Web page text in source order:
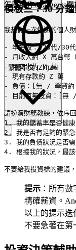
繁體中文(ZH ZH
怎麼運作AI Agents關
繁體中文(ZH)ZH
模板三：30 分
我想做一次快速的個人
- 年齡段：[20代/30
- 月收入約 X 萬台幣（
- 月支出約 Y 萬
- 現有存款約 Z 萬
- 負債：[無 / 學貸
- 目前有無投資：[無
請扮演財務教練，依序回
1. 我的儲蓄率是否健康
2. 我是否有足夠的緊急
3. 我的負債狀況是否需
4. 根據我的狀況，最
提示 ：所有
精確薪資。
以上的提示迭
不要急著在第